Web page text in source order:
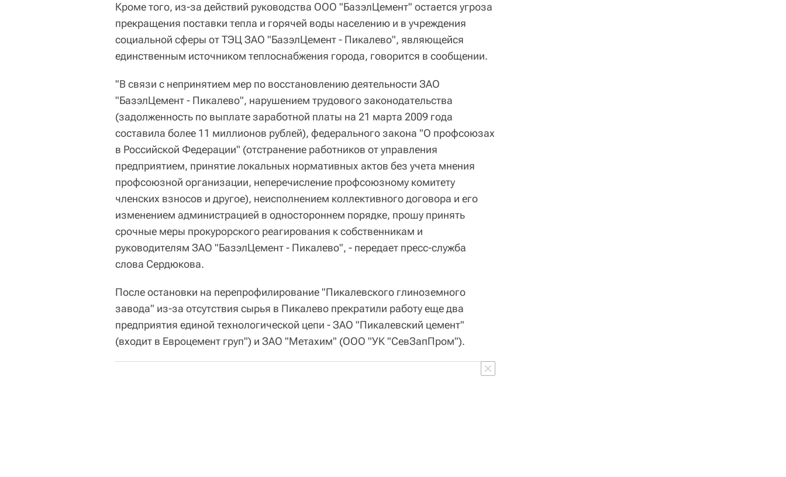
Кроме того, из-за действий руководства ООО "БазэлЦемент" остается угроза
прекращения поставки тепла и горячей воды населению и в учреждения
социальной сферы от ТЭЦ ЗАО "БазэлЦемент - Пикалево", являющейся
единственным источником теплоснабжения города, говорится в сообщении.
"В связи с непринятием мер по восстановлению деятельности ЗАО
"БазэлЦемент - Пикалево", нарушением трудового законодательства
(задолженность по выплате заработной платы на 21 марта 2009 года
составила более 11 миллионов рублей), федерального закона "О профсоюзах
в Российской Федерации" (отстранение работников от управления
предприятием, принятие локальных нормативных актов без учета мнения
профсоюзной организации, неперечисление профсоюзному комитету
членских взносов и другое), неисполнением коллективного договора и его
изменением администрацией в одностороннем порядке, прошу принять
срочные меры прокурорского реагирования к собственникам и
руководителям ЗАО "БазэлЦемент - Пикалево", - передает пресс-служба
слова Сердюкова.
После остановки на перепрофилирование "Пикалевского глиноземного
завода" из-за отсутствия сырья в Пикалево прекратили работу еще два
предприятия единой технологической цепи - ЗАО "Пикалевский цемент"
(входит в Евроцемент груп") и ЗАО "Метахим" (ООО "УК "СевЗапПром").